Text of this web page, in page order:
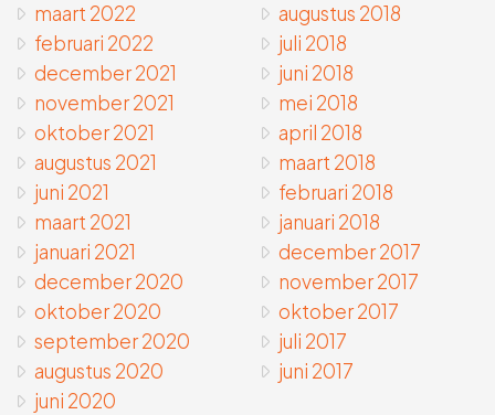
maart 2022
februari 2022
december 2021
november 2021
oktober 2021
augustus 2021
juni 2021
maart 2021
januari 2021
december 2020
oktober 2020
september 2020
augustus 2020
juni 2020
augustus 2018
juli 2018
juni 2018
mei 2018
april 2018
maart 2018
februari 2018
januari 2018
december 2017
november 2017
oktober 2017
juli 2017
juni 2017